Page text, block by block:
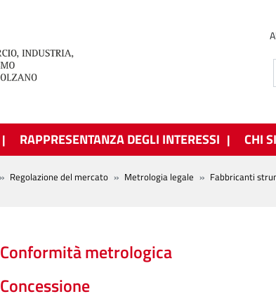
RAPPRESENTANZA DEGLI INTERESSI CHI
Regolazione del mercato Metrologia legale Fabbricanti
Conformità metrologica
Concessione